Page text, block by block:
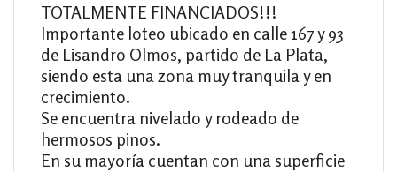
TOTALMENTE FINANCIADOS!!!
Importante loteo ubicado en calle 167 y 93
de Lisandro Olmos, partido de La Plata,
siendo esta una zona muy tranquila y en
crecimiento.
Se encuentra nivelado y rodeado de
hermosos pinos.
En su mayoría cuentan con una superficie